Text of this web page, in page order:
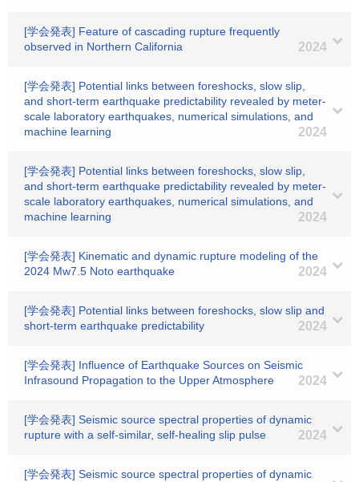
[学会発表] Feature of cascading rupture frequently
observed in Northern California
2024
[学会発表] Potential links between foreshocks, slow slip,
and short-term earthquake predictability revealed by meter-
scale laboratory earthquakes, numerical simulations, and
machine learning
2024
[学会発表] Potential links between foreshocks, slow slip,
and short-term earthquake predictability revealed by meter-
scale laboratory earthquakes, numerical simulations, and
machine learning
2024
[学会発表] Kinematic and dynamic rupture modeling of the
2024 Mw7.5 Noto earthquake
2024
[学会発表] Potential links between foreshocks, slow slip and
short-term earthquake predictability
2024
[学会発表] Influence of Earthquake Sources on Seismic
Infrasound Propagation to the Upper Atmosphere
2024
[学会発表] Seismic source spectral properties of dynamic
rupture with a self-similar, self-healing slip pulse
2024
[学会発表] Seismic source spectral properties of dynamic